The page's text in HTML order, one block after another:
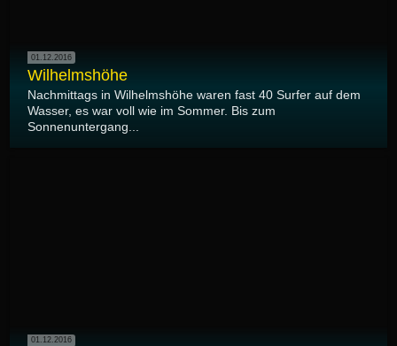
01.12.2016
Wilhelmshöhe
Nachmittags in Wilhelmshöhe waren fast 40 Surfer auf dem
Wasser, es war voll wie im Sommer. Bis zum
Sonnenuntergang...
01.12.2016